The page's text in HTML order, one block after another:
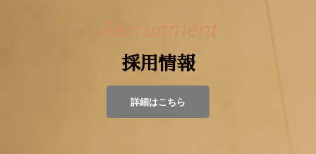
Recruitment
採用情報
詳細はこちら